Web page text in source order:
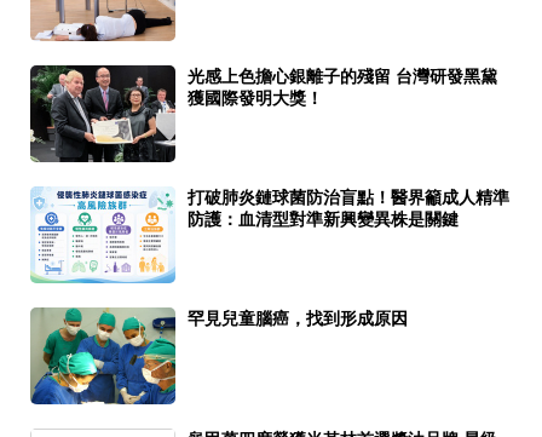
光感上色擔心銀離子的殘留 台灣研發黑黛
獲國際發明大獎！
打破肺炎鏈球菌防治盲點！醫界籲成人精準
防護：血清型對準新興變異株是關鍵
罕見兒童腦癌，找到形成原因